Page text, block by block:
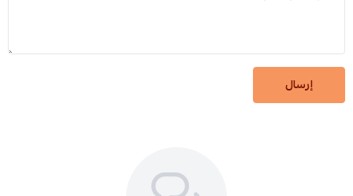
إرسال